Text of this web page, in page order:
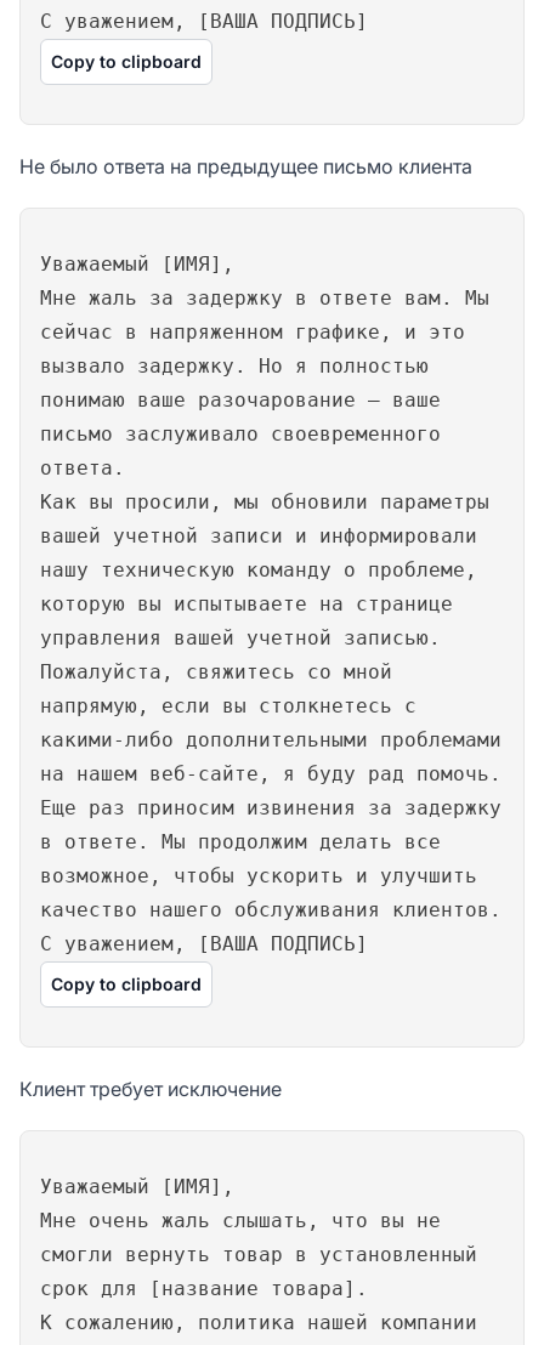
С уважением, [ВАША ПОДПИСЬ]
Copy to clipboard
Не было ответа на предыдущее письмо клиента
Уважаемый [ИМЯ],
Мне жаль за задержку в ответе вам. Мы
сейчас в напряженном графике, и это
вызвало задержку. Но я полностью
понимаю ваше разочарование – ваше
письмо заслуживало своевременного
ответа.
Как вы просили, мы обновили параметры
вашей учетной записи и информировали
нашу техническую команду о проблеме,
которую вы испытываете на странице
управления вашей учетной записью.
Пожалуйста, свяжитесь со мной
напрямую, если вы столкнетесь с
какими-либо дополнительными проблемами
на нашем веб-сайте, я буду рад помочь.
Еще раз приносим извинения за задержку
в ответе. Мы продолжим делать все
возможное, чтобы ускорить и улучшить
качество нашего обслуживания клиентов.
С уважением, [ВАША ПОДПИСЬ]
Copy to clipboard
Клиент требует исключение
Уважаемый [ИМЯ],
Мне очень жаль слышать, что вы не
смогли вернуть товар в установленный
срок для [название товара].
К сожалению, политика нашей компании